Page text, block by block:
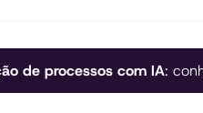
de processos com IA: